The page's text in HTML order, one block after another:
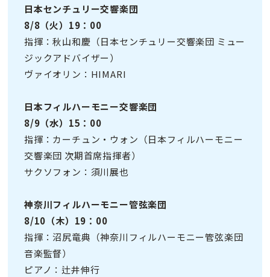
日本センチュリー交響楽団
8/8（火）19：00
指揮：秋山和慶（日本センチュリー交響楽団 ミュー
ジックアドバイザー）
ヴァイオリン：HIMARI
日本フィルハーモニー交響楽団
8/9（水）15：00
指揮：カーチュン・ウォン（日本フィルハーモニー
交響楽団 次期首席指揮者）
サクソフォン：須川展也
神奈川フィルハーモニー管弦楽団
8/10（木）19：00
指揮：沼尻竜典（神奈川フィルハーモニー管弦楽団
音楽監督）
ピアノ：辻井伸行